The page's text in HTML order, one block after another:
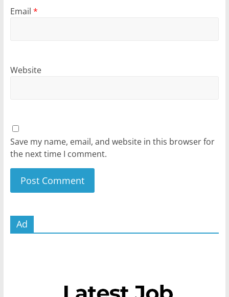
Email *
Website
Save my name, email, and website in this browser for
the next time I comment.
Ad